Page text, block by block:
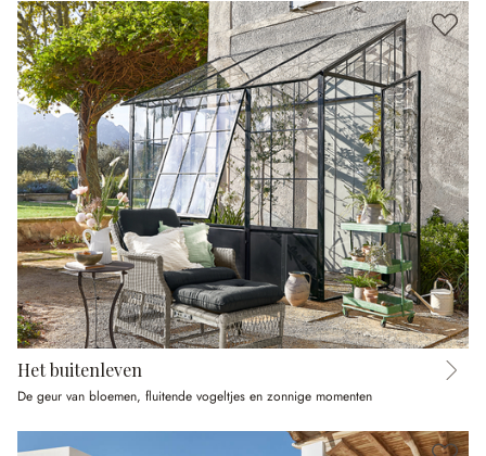
Het buitenleven
De geur van bloemen, fluitende vogeltjes en zonnige momenten